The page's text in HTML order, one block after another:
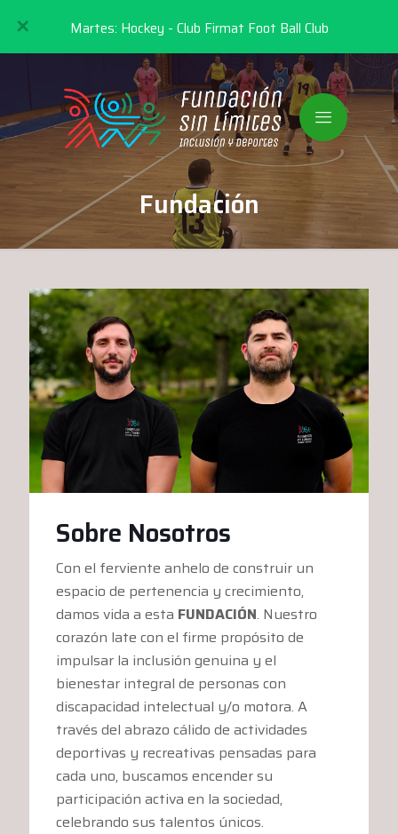
Martes: Hockey - Club Firmat Foot Ball Club
✕
Fundación
Sobre Nosotros
Con el ferviente anhelo de construir un
espacio de pertenencia y crecimiento,
damos vida a esta FUNDACIÓN. Nuestro
corazón late con el firme propósito de
impulsar la inclusión genuina y el
bienestar integral de personas con
discapacidad intelectual y/o motora. A
través del abrazo cálido de actividades
deportivas y recreativas pensadas para
cada uno, buscamos encender su
participación activa en la sociedad,
celebrando sus talentos únicos.